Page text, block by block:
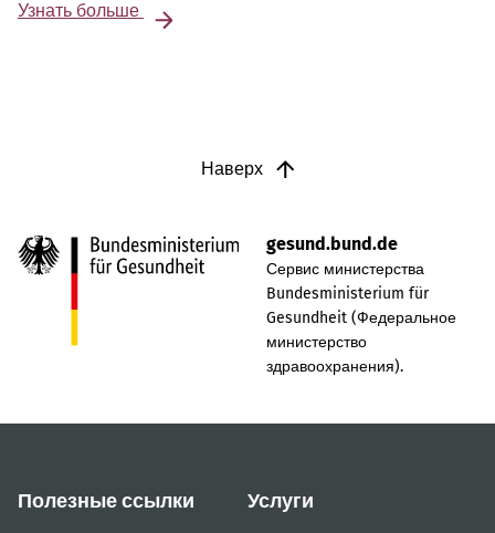
Узнать больше
Наверх
gesund.bund.de
Сервис министерства
Bundesministerium für
Gesundheit (Федеральное
министерство
здравоохранения).
Полезные ссылки Услуги